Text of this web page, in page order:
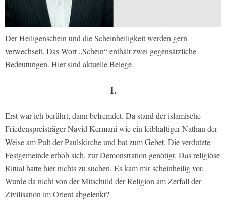
Der Heiligenschein und die Scheinheiligkeit werden gern
verwechselt. Das Wort „Schein“ enthält zwei gegensätzliche
Bedeutungen. Hier sind aktuelle Belege.
I.
Erst war ich berührt, dann befremdet. Da stand der islamische
Friedenspreisträger Navid Kermani wie ein leibhaftiger Nathan der
Weise am Pult der Paulskirche und bat zum Gebet. Die verdutzte
Festgemeinde erhob sich, zur Demonstration genötigt. Das religiöse
Ritual hatte hier nichts zu suchen. Es kam mir scheinheilig vor.
Wurde da nicht von der Mitschuld der Religion am Zerfall der
Zivilisation im Orient abgelenkt?